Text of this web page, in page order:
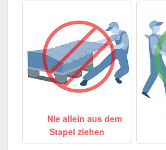
Nie allein aus dem
Stapel ziehen